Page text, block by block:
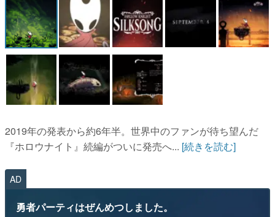
アプリレビュー
その他
電ファミニコゲーマーとは？
運営：株式会社マレ
2019年の発表から約6年半。世界中のファンが待ち望んだ
『ホロウナイト』続編がついに発売へ...
AD